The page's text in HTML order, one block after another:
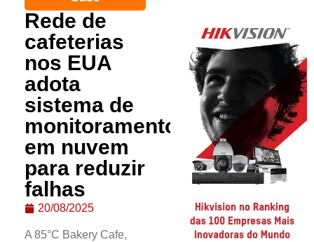
Rede de
cafeterias
nos EUA
adota
sistema de
monitoramento
em nuvem
para reduzir
falhas
20/08/2025
A 85°C Bakery Cafe,